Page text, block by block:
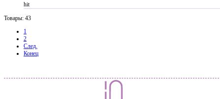
hit
Товары: 43
1
2
След.
Конец